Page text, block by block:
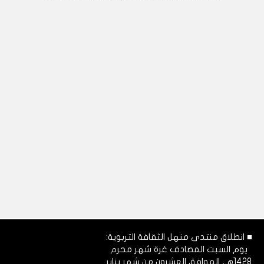
■ انطلاق منتدى منهل الثقافة التربوية:
يوم السبت المصادف غرة شهر محرم
1428هـ، الموافق العشرون من شهر يناير